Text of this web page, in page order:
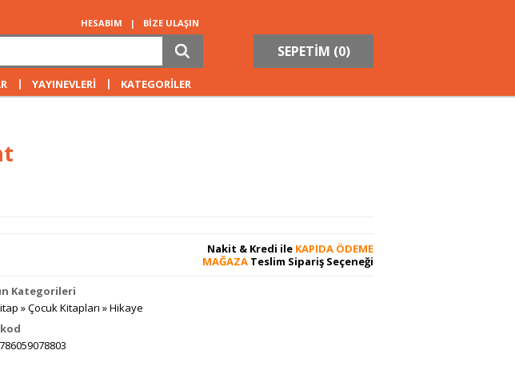
HESABIM | BİZE ULAŞIN
SEPETİM (0)
| YAYINEVLERİ | KATEGORİLER
Nakit & Kredi ile KAPIDA ÖDEME
MAĞAZA Teslim Sipariş Seçeneği
Kategorileri
»Çocuk Kitapları »Hikaye